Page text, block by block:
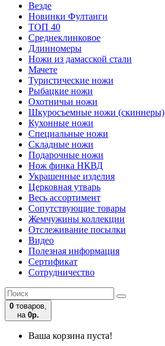
Везде
Новинки Фултанги
ТОП 40
Среднеклинковое
Длинномеры
Ножи из дамасской стали
Мачете
Туристические ножи
Рыбацкие ножи
Охотничьи ножи
Шкуросъемные ножи (скиннеры)
Кухонные ножи
Специальные ножи
Складные ножи
Подарочные ножи
Нож финка НКВД
Украшенные изделия
Церковная утварь
Весь ассортимент
Сопутствующие товары
Жемчужины коллекции
Отслеживание посылки
Видео
Полезная информация
Сертификат
Сотрудничество
0 товаров,
на 0р.
Ваша корзина пуста!